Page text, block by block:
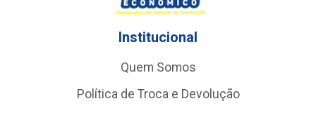
Institucional
Quem Somos
Política de Troca e Devolução